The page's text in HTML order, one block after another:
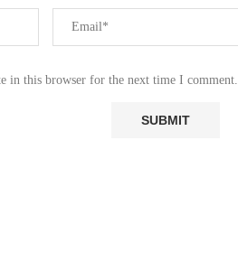
in this browser for the next time I comment.